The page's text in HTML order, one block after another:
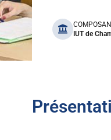
benefits
IUT de